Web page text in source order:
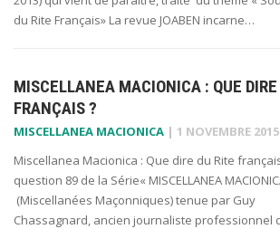
du Rite Français» La revue JOABEN incarne…
MISCELLANEA MACIONICA : QUE
FRANÇAIS ?
MISCELLANEA MACIONICA | 1 NOVEMBRE 2015
Miscellanea Macionica : Que dire du Rite
question 89 de la Série« MISCELLANEA
(Miscellanées Maçonniques) tenue par Guy
Chassagnard, ancien journaliste professionnel